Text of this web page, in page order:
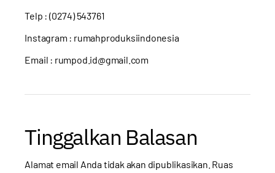
Telp : (0274) 543761
Instagram : rumahproduksiindonesia
Email : rumpod.id@gmail.com
Tinggalkan Balasan
Alamat email Anda tidak akan dipublikasikan. Ruas